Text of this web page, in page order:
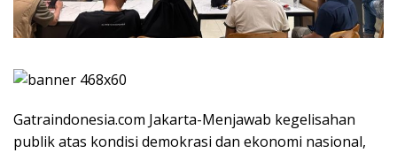
Gatraindonesia.com Jakarta-Menjawab kegelisahan
publik atas kondisi demokrasi dan ekonomi nasional,